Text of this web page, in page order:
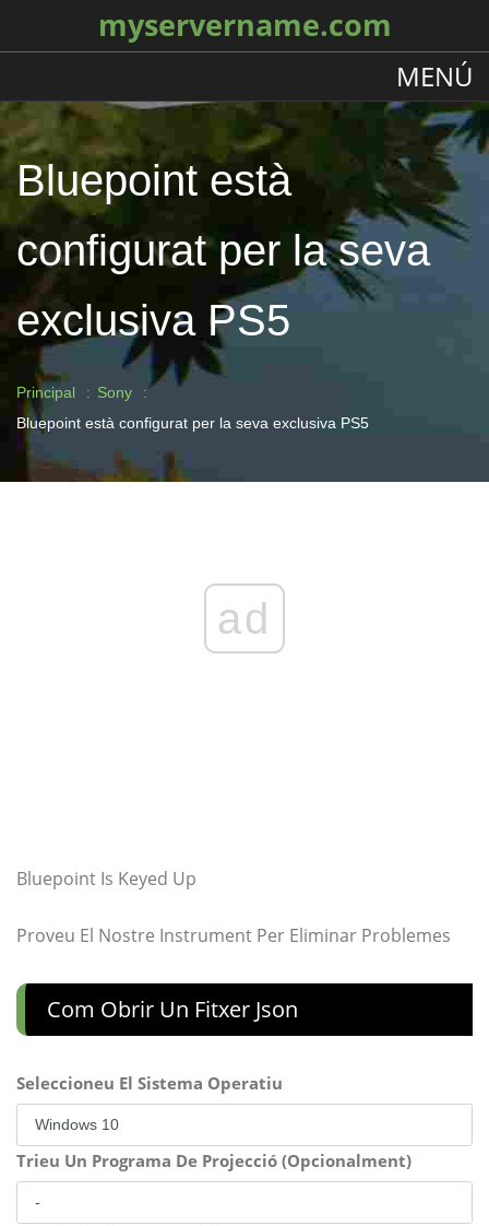
myservername.com
MENÚ
Bluepoint està
configurat per la seva
exclusiva PS5
Principal
Sony
Bluepoint està configurat per la seva exclusiva PS5
ad
Bluepoint Is Keyed Up
Proveu El Nostre Instrument Per Eliminar Problemes
Com Obrir Un Fitxer Json
Seleccioneu El Sistema Operatiu
Trieu Un Programa De Projecció (Opcionalment)